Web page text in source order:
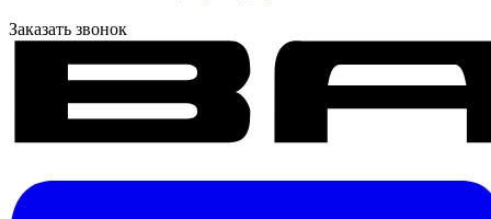
Заказать звонок